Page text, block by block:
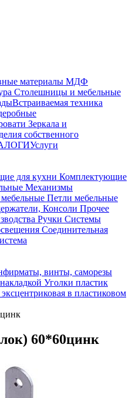
материалы МДФ
Столешницы и мебельные
Встраиваемая техника
Зеркала и
собственного
Услуги
для кухни Комплектующие
Механизмы
Петли мебельные
Консоли Прочее
Ручки Системы
Соединительная
винты, саморезы
Уголки пластик
в пластиковом
60*60цинк